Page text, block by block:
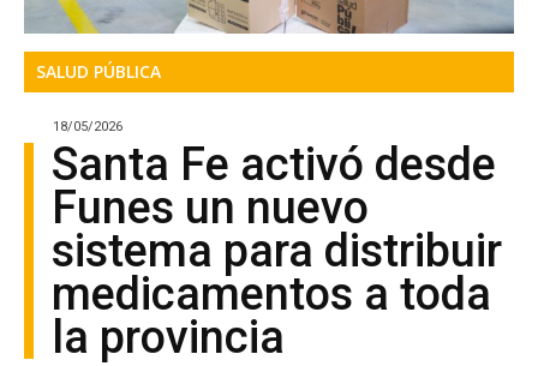
SALUD PÚBLICA
18/05/2026
Santa Fe activó desde
Funes un nuevo
sistema para distribuir
medicamentos a toda
la provincia